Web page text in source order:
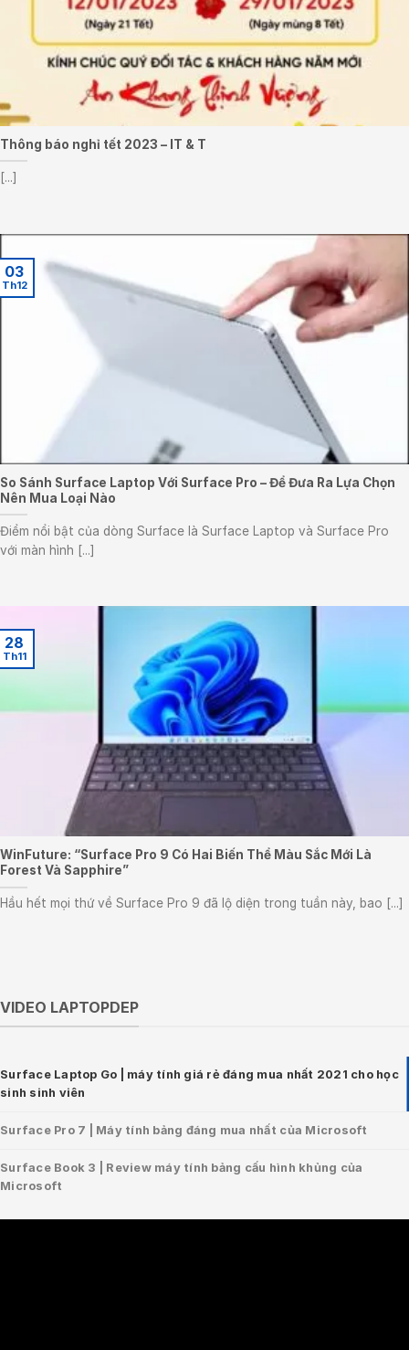
Thông báo nghỉ tết 2023 – IT & T
[...]
So Sánh Surface Laptop Với Surface Pro – Để Đưa Ra Lựa Chọn
Nên Mua Loại Nào
Điểm nổi bật của dòng Surface là Surface Laptop và Surface Pro
với màn hình [...]
03
Th12
WinFuture: “Surface Pro 9 Có Hai Biến Thể Màu Sắc Mới Là
Forest Và Sapphire”
Hầu hết mọi thứ về Surface Pro 9 đã lộ diện trong tuần này, bao [...]
28
Th11
VIDEO LAPTOPDEP
Surface Laptop Go | máy tính giá rẻ đáng mua nhất 2021 cho học
sinh sinh viên
Surface Pro 7 | Máy tính bảng đáng mua nhất của Microsoft
Surface Book 3 | Review máy tính bảng cấu hình khủng của
Microsoft